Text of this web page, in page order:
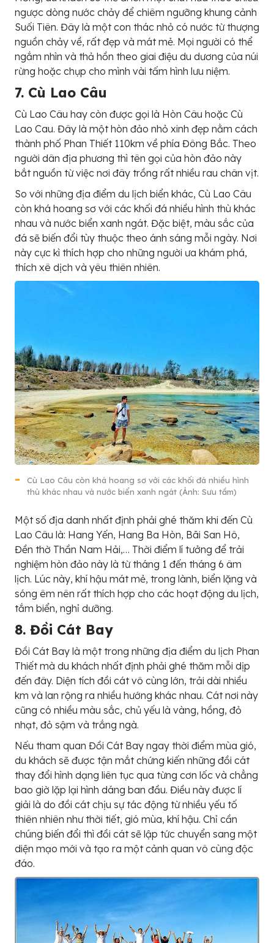
ngược dòng nước chảy để chiêm ngưỡng khung cảnh
Suối Tiên. Đây là một con thác nhỏ có nước từ thượng
nguồn chảy về, rất đẹp và mát mẻ. Mọi người có thể
ngắm nhìn và thả hồn theo giai điệu du dương của núi
rừng hoặc chụp cho mình vài tấm hình lưu niệm.
7. Cù Lao Câu
Cù Lao Câu hay còn được gọi là Hòn Câu hoặc Cù
Lao Cau. Đây là một hòn đảo nhỏ xinh đẹp nằm cách
thành phố Phan Thiết 110km về phía Đông Bắc. Theo
người dân địa phương thì tên gọi của hòn đảo này
bắt nguồn từ việc nơi đây trồng rất nhiều rau chân vịt.
So với những địa điểm du lịch biển khác, Cù Lao Câu
còn khá hoang sơ với các khối đá nhiều hình thù khác
nhau và nước biển xanh ngát. Đặc biệt, màu sắc của
đá sẽ biến đổi tùy thuộc theo ánh sáng mỗi ngày. Nơi
này cực kì thích hợp cho những người ưa khám phá,
thích xê dịch và yêu thiên nhiên.
Cù Lao Câu còn khá hoang sơ với các khối đá nhiều hình
thù khác nhau và nước biển xanh ngát (Ảnh: Sưu tầm)
Một số địa danh nhất định phải ghé thăm khi đến Cù
Lao Câu là: Hang Yến, Hang Ba Hòn, Bãi San Hô,
Đền thờ Thần Nam Hải,… Thời điểm lí tưởng để trải
nghiệm hòn đảo này là từ tháng 1 đến tháng 6 âm
lịch. Lúc này, khí hậu mát mẻ, trong lành, biển lặng và
sóng êm nên rất thích hợp cho các hoạt động du lịch,
tắm biển, nghỉ dưỡng.
8. Đồi Cát Bay
Đồi Cát Bay là một trong những địa điểm du lịch Phan
Thiết mà du khách nhất định phải ghé thăm mỗi dịp
đến đây. Diện tích đồi cát vô cùng lớn, trải dài nhiều
km và lan rộng ra nhiều hướng khác nhau. Cát nơi này
cũng có nhiều màu sắc, chủ yếu là vàng, hồng, đỏ
nhạt, đỏ sậm và trắng ngà.
Nếu tham quan Đồi Cát Bay ngay thời điểm mùa gió,
du khách sẽ được tận mắt chứng kiến những đồi cát
thay đổi hình dạng liên tục qua từng cơn lốc và chẳng
bao giờ lặp lại hình dáng ban đầu. Điều này được lí
giải là do đồi cát chịu sự tác động từ nhiều yếu tố
thiên nhiên như thời tiết, gió mùa, khí hậu. Chỉ cần
chúng biến đổi thì đồi cát sẽ lập tức chuyển sang một
diện mạo mới và tạo ra một cảnh quan vô cùng độc
đáo.